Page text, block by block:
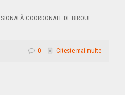
COORDONATE DE BIROUL
0 Citeste mai multe